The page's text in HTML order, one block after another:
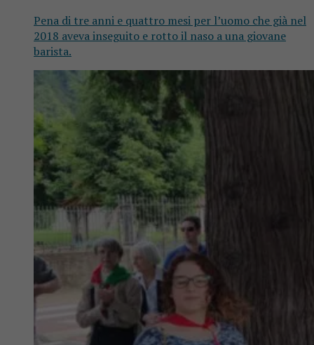
Pena di tre anni e quattro mesi per l’uomo che già nel
2018 aveva inseguito e rotto il naso a una giovane
barista.